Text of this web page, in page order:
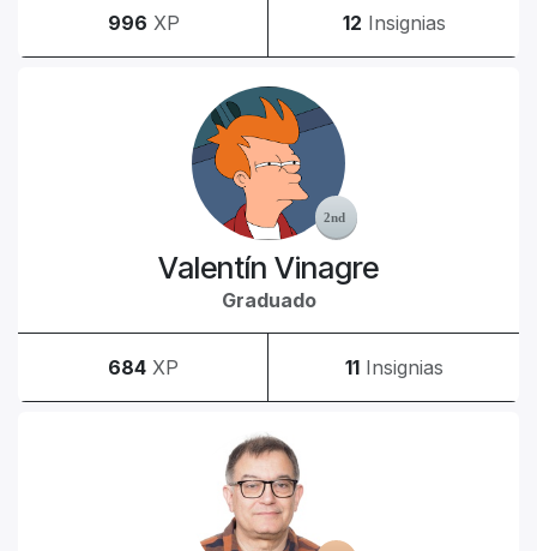
996 XP 12 Insignias
Valentín Vinagre
Graduado
684 XP 11 Insignias